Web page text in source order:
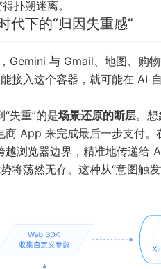
扑朔迷离。
代下的“归因失重感”
Gemini 与 Gmail、地图、购
接入这个容器，就可能在 AI
失重”的是场景还原的断层。
商 App 来完成最后一步支付
越浏览器边界，精准地传递
将荡然无存。这种从“意图触